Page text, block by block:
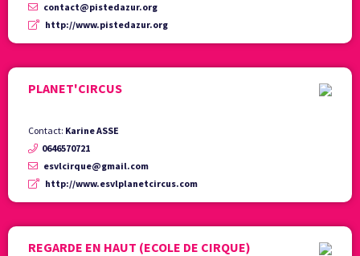
contact@pistedazur.org
http://www.pistedazur.org
PLANET'CIRCUS
Contact: Karine ASSE
0646570721
esvlcirque@gmail.com
http://www.esvlplanetcircus.com
REGARDE EN HAUT (ECOLE DE CIRQUE)